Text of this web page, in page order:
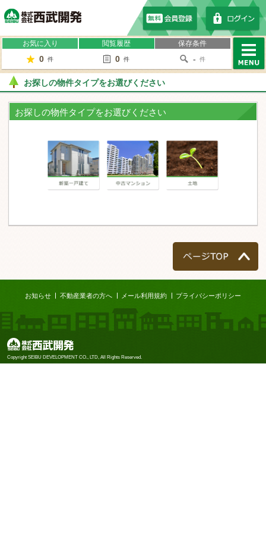
お気に入り
0 件
閲覧履歴
0 件
保存条件
- 件
お探しの物件タイプをお選びください
お探しの物件タイプをお選びください
お知らせ 不動産業者の方へ メール利用規約 プライバシーポリシー
株式会社西武開発
Copyright SEIBU DEVELOPMENT CO., LTD, All Rights Reserved.